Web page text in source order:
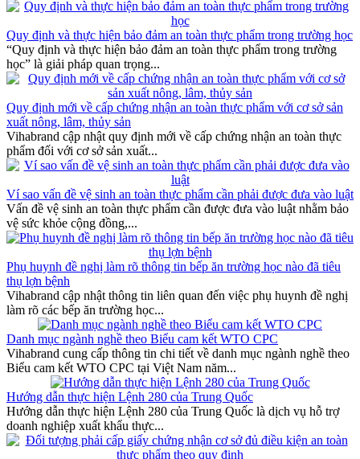
Quy định và thực hiện bảo đảm an toàn thực phẩm trong trường học
“Quy định và thực hiện bảo đảm an toàn thực phẩm trong trường
học” là giải pháp quan trọng...
Quy định mới về cấp chứng nhận an toàn thực phẩm với cơ sở sản
xuất nông, lâm, thủy sản
Vihabrand cập nhật quy định mới về cấp chứng nhận an toàn thực
phẩm đối với cơ sở sản xuất...
Ví sao vấn đề vệ sinh an toàn thực phẩm cần phải được đưa vào luật
Vấn đề vệ sinh an toàn thực phẩm cần được đưa vào luật nhằm bảo
vệ sức khỏe cộng đồng,...
Phụ huynh đề nghị làm rõ thông tin bếp ăn trường học nào đã tiêu
thụ lợn bệnh
Vihabrand cập nhật thông tin liên quan đến việc phụ huynh đề nghị
làm rõ các bếp ăn trường học...
Danh mục ngành nghề theo Biểu cam kết WTO CPC
Vihabrand cung cấp thông tin chi tiết về danh mục ngành nghề theo
Biểu cam kết WTO CPC tại Việt Nam năm...
Hướng dẫn thực hiện Lệnh 280 của Trung Quốc
Hướng dẫn thực hiện Lệnh 280 của Trung Quốc là dịch vụ hỗ trợ
doanh nghiệp xuất khẩu thực...